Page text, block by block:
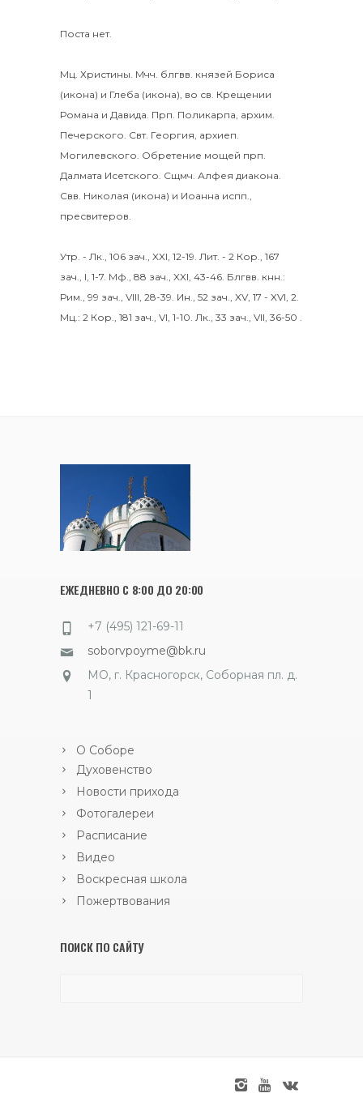
Поста нет.
Мц. Христины Мчч. блгвв. князей Бориса
(икона) и Глеба (икона), во св. Крещении
Романа и Давида. Прп. Поликарпа , архим.
Печерского. Свт. Георгия , архиеп.
Могилевского. Обретение мощей прп.
Далмата Исетского. Сщмч. Алфея диакона.
Свв. Николая (икона) и Иоанна испп.,
пресвитеров.
Утр. - Лк., 106 зач., XXI, 12-19. Лит. - 2 Кор., 167
зач., I, 1-7. Мф., 88 зач., XXI, 43-46. Блгвв. кнн.:
Рим., 99 зач., VIII, 28-39. Ин., 52 зач., XV, 17 - XVI, 2.
Мц.: 2 Кор., 181 зач., VI, 1-10. Лк., 33 зач., VII, 36-50
ЕЖЕДНЕВНО С 8:00 ДО 20:00
+7 (495) 121-69-11
soborvpoyme@bk.ru
МО, г. Красногорск, Соборная пл. д.
1
О Соборе
Духовенство
Новости прихода
Фотогалереи
Расписание
Видео
Воскресная школа
Пожертвования
ПОИСК ПО САЙТУ